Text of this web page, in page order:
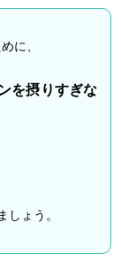
に、
を摂りすぎな
しょう。